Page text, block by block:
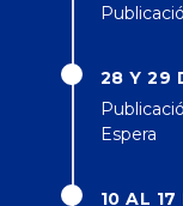
28 Y 29
Espera
10 AL 17